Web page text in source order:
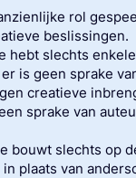
rol
beslissingen.
hebt slechts
is geen sprake
creatieve
sprake van
bouwt slechts op
plaats van